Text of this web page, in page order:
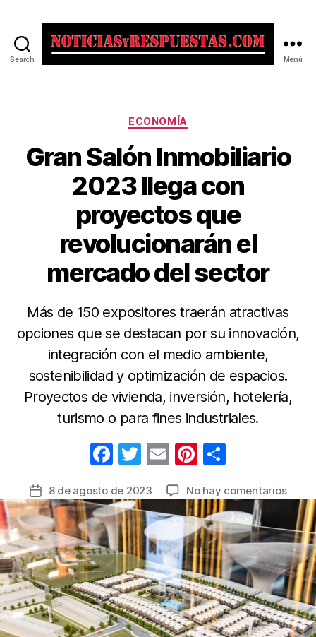
Search Menú
Categorías
ECONOMÍA
Gran Salón Inmobiliario
2023 llega con
proyectos que
revolucionarán el
mercado del sector
Más de 150 expositores traerán atractivas
opciones que se destacan por su innovación,
integración con el medio ambiente,
sostenibilidad y optimización de espacios.
Proyectos de vivienda, inversión, hotelería,
turismo o para fines industriales.
F
c
e
b
o
o
k
T
itt
er
E
ail
Pi
er
e
st
m
p
ar
tir
Fecha
de
entrada
8 de agosto de 2023 No hay comentariosen
Gran
Salón
2023
llega
con
que